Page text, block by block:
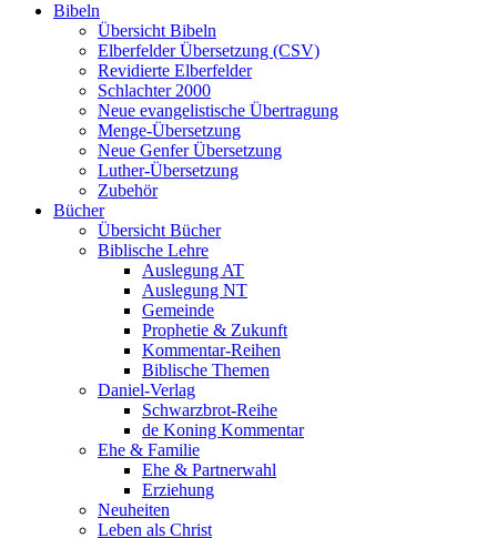
Bibeln
Übersicht Bibeln
Elberfelder Übersetzung (CSV)
Revidierte Elberfelder
Schlachter 2000
Neue evangelistische Übertragung
Menge-Übersetzung
Neue Genfer Übersetzung
Luther-Übersetzung
Zubehör
Bücher
Übersicht Bücher
Biblische Lehre
Auslegung AT
Auslegung NT
Gemeinde
Prophetie & Zukunft
Kommentar-Reihen
Biblische Themen
Daniel-Verlag
Schwarzbrot-Reihe
de Koning Kommentar
Ehe & Familie
Ehe & Partnerwahl
Erziehung
Neuheiten
Leben als Christ